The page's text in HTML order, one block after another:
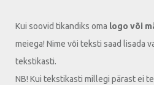
Kui soovid tikandiks oma logo või
meiega! Nime või teksti saad lisada
tekstikasti.
NB! Kui tekstikasti millegi pärast ei